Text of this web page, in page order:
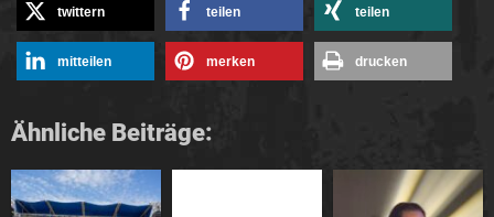
twittern teilen teilen
mitteilen merken drucken
Ähnliche Beiträge: